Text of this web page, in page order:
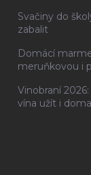
Svačiny do
zabalit
Domácí
meruňkovou i
Vinobraní
vína užít i doma